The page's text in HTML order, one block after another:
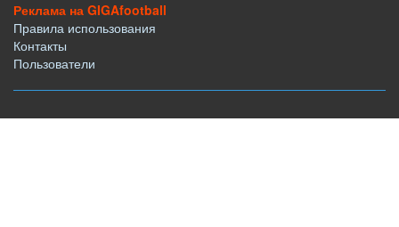
Реклама на GIGAfootball
Правила использования
Контакты
Пользователи